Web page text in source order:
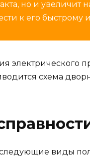
но и увеличит
к его быстрому
электрического
схема
виды